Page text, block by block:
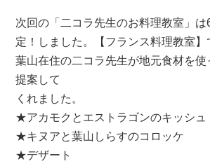
次回の「二コラ先生のお料理教室」
定！しました。【フランス料理教室】
葉山在住の二コラ先生が地元食材を
提案して
くれました。
★アカモクとエストラゴンのキッシュ
★キヌアと葉山しらすのコロッケ
★デザート